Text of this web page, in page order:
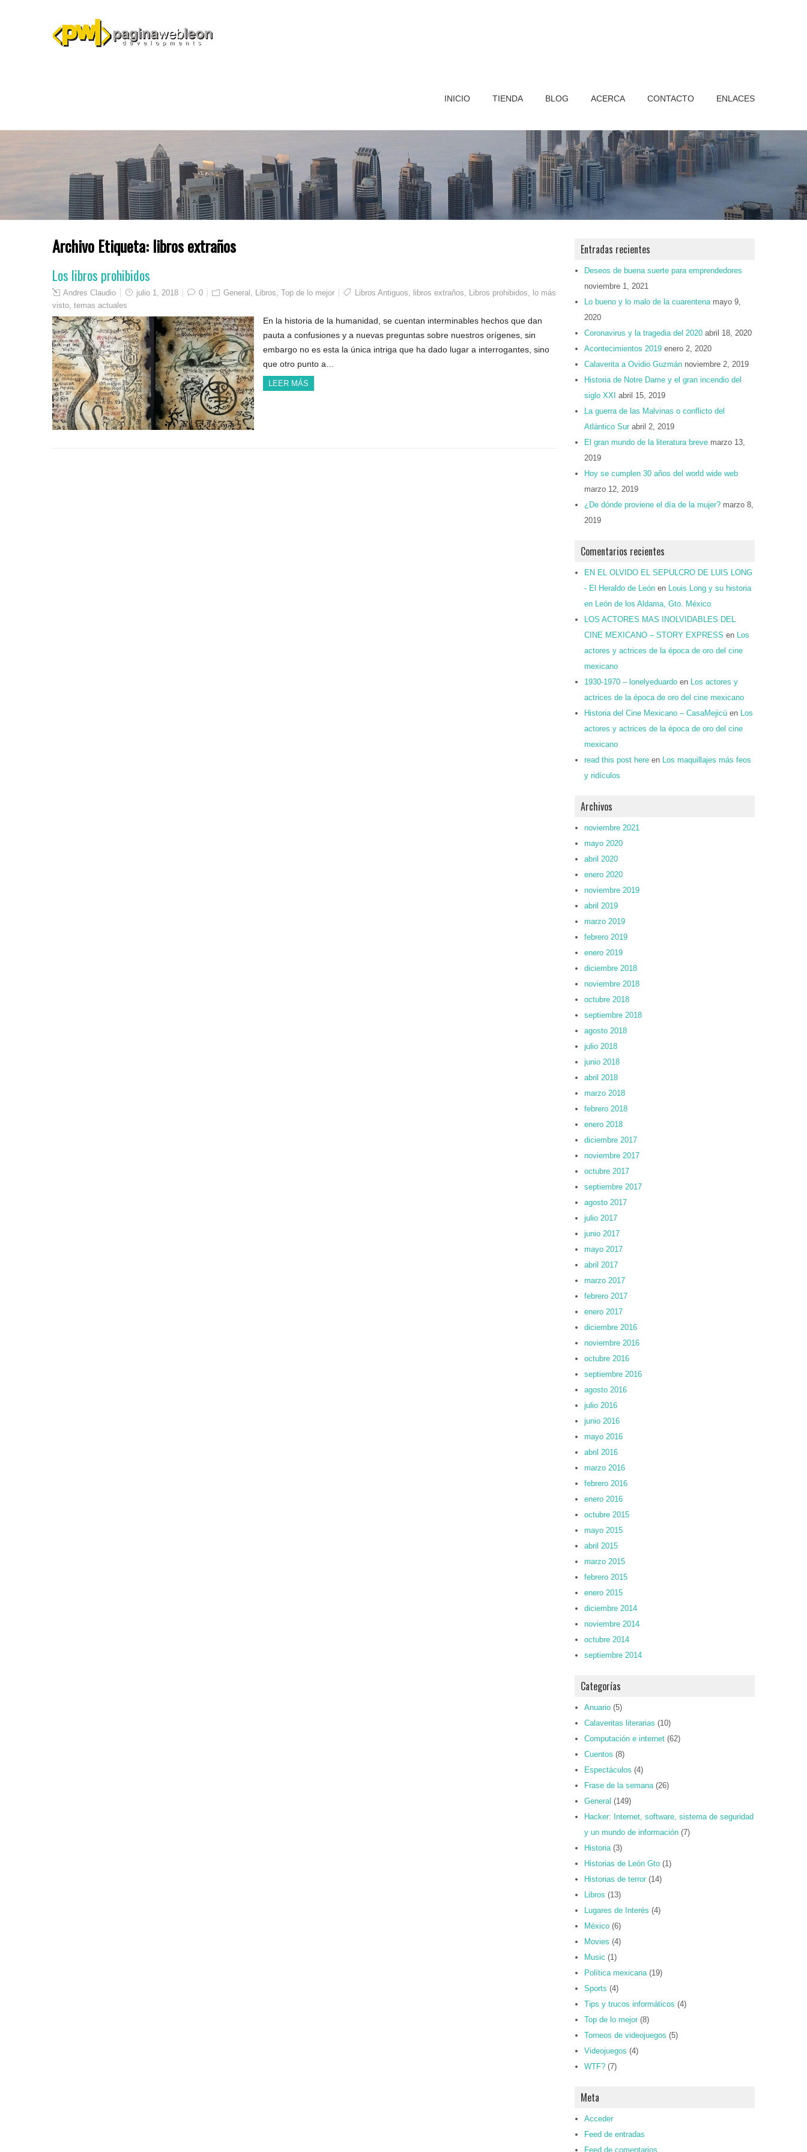
INICIO TIENDA BLOG ACERCA CONTACTO ENLACES
Archivo Etiqueta: libros extraños
Los libros prohibidos
Andres Claudio julio 1, 2018 0 General , Libros, Top de lo mejor Libros Antiguos, libros extraños, Libros prohibidos, lo más
visto, temas actuales
En la historia de la humanidad, se cuentan interminables hechos que dan
pauta a confusiones y a nuevas preguntas sobre nuestros orígenes, sin
embargo no es esta la única intriga que ha dado lugar a interrogantes, sino
que otro punto a…
LEER MÁS
Entradas recientes
Deseos de buena suerte para emprendedores
noviembre 1, 2021
Lo bueno y lo malo de la cuarentena mayo 9,
2020
Coronavirus y la tragedia del 2020 abril 18, 2020
Acontecimientos 2019 enero 2, 2020
Calaverita a Ovidio Guzmán noviembre 2, 2019
Historia de Notre Dame y el gran incendio del
siglo XXI abril 15, 2019
La guerra de las Malvinas o conflicto del
Atlántico Sur abril 2, 2019
El gran mundo de la literatura breve marzo 13,
2019
Hoy se cumplen 30 años del world wide web
marzo 12, 2019
¿De dónde proviene el día de la mujer? marzo 8,
2019
Comentarios recientes
EN EL OLVIDO EL SEPULCRO DE LUIS LONG
- El Heraldo de León en Louis Long y su historia
en León de los Aldama, Gto. México
LOS ACTORES MAS INOLVIDABLES DEL
CINE MEXICANO – STORY EXPRESS en Los
actores y actrices de la época de oro del cine
mexicano
1930-1970 – lonelyeduardo en Los actores y
actrices de la época de oro del cine mexicano
Historia del Cine Mexicano – CasaMejicú en Los
actores y actrices de la época de oro del cine
mexicano
read this post here en Los maquillajes más feos
y ridículos
Archivos
noviembre 2021
mayo 2020
abril 2020
enero 2020
noviembre 2019
abril 2019
marzo 2019
febrero 2019
enero 2019
diciembre 2018
noviembre 2018
octubre 2018
septiembre 2018
agosto 2018
julio 2018
junio 2018
abril 2018
marzo 2018
febrero 2018
enero 2018
diciembre 2017
noviembre 2017
octubre 2017
septiembre 2017
agosto 2017
julio 2017
junio 2017
mayo 2017
abril 2017
marzo 2017
febrero 2017
enero 2017
diciembre 2016
noviembre 2016
octubre 2016
septiembre 2016
agosto 2016
julio 2016
junio 2016
mayo 2016
abril 2016
marzo 2016
febrero 2016
enero 2016
octubre 2015
mayo 2015
abril 2015
marzo 2015
febrero 2015
enero 2015
diciembre 2014
noviembre 2014
octubre 2014
septiembre 2014
Categorías
Anuario (5)
Calaveritas literarias (10)
Computación e internet (62)
Cuentos (8)
Espectáculos (4)
Frase de la semana(26)
General (149)
Hacker: Internet, software, sistema de seguridad
y un mundo de información (7)
Historia(3)
Historias de León Gto (1)
Historias de terror (14)
Libros (13)
Lugares de Interés (4)
México (6)
Movies (4)
Music (1)
Política mexicana(19)
Sports (4)
Tips y trucos informáticos (4)
Top de lo mejor (8)
Torneos de videojuegos (5)
Videojuegos (4)
WTF? (7)
Meta
Acceder
Feed de entradas
Feed de comentarios